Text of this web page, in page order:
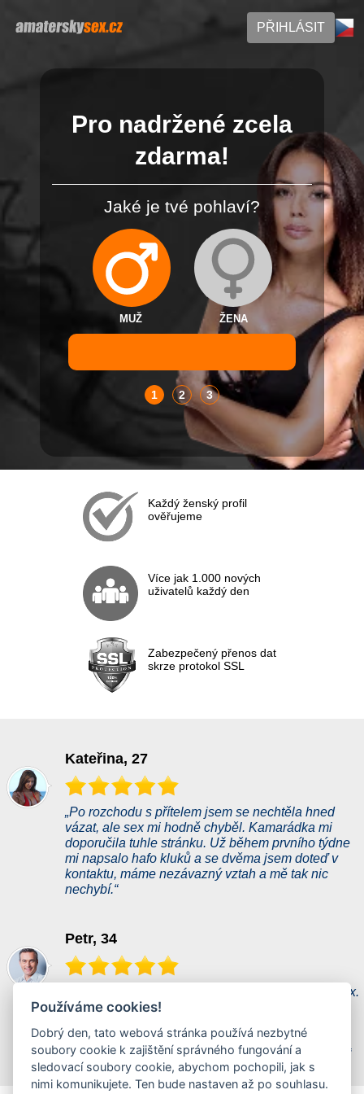
PŘIHLÁSIT
Pro nadržené zcela
zdarma!
Jaké je tvé pohlaví?
MUŽ ŽENA
1 2 3
Každý ženský profil
ověřujeme
Více jak 1.000 nových
uživatelů každý den
Zabezpečený přenos dat
skrze protokol SSL
„Po rozchodu s přítelem jsem se nechtěla hned
vázat, ale sex mi hodně chyběl. Kamarádka mi
doporučila tuhle stránku. Už během prvního týdne
mi napsalo hafo kluků a se dvěma jsem doteď v
kontaktu, máme nezávazný vztah a mě tak nic
nechybí.“
Kateřina, 27
„Dlouho jsem hledal kamarádku na nezávazný sex.
Na této seznamce jsem ji konečně našel.
slibovaly a nakonec nic nebylo. Ale po 14 dnech
jsem našel super nadrženou holčinu. Doporučuji!“
Petr, 34
Používáme cookies!
Dobrý den, tato webová stránka používá nezbytné
soubory cookie k zajištění správného fungování a
sledovací soubory cookie, abychom pochopili, jak s
nimi komunikujete. Ten bude nastaven až po souhlasu.